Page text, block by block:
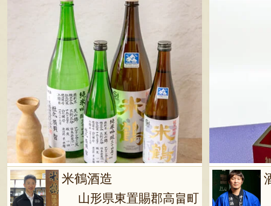
米鶴酒造
山形県東置賜郡高畠町